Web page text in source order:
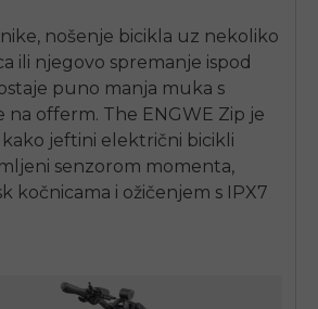
nošenje bicikla uz nekoliko
ili njegovo spremanje ispod
puno manja muka s
na offerm. The ENGWE Zip je
jeftini električni bicikli
senzorom momenta,
kočnicama i ožičenjem s IPX7